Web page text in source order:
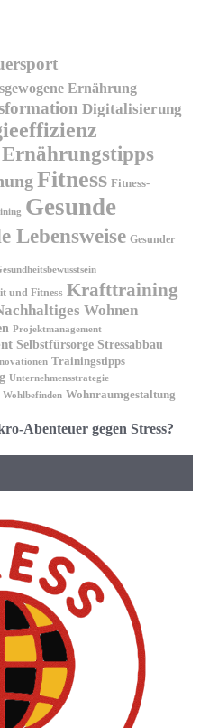
Ernährung
Digitalisierung
Ernährungstipps
Fitness Fitness-
Gesunde
Lebensweise Gesunder
und Fitness Krafttraining
Wohnen
Projektmanagement
Selbstfürsorge Stressabbau
Trainingstipps
Unternehmensstrategie
Wohlbefinden Wohnraumgestaltung
Abenteuer gegen Stress?